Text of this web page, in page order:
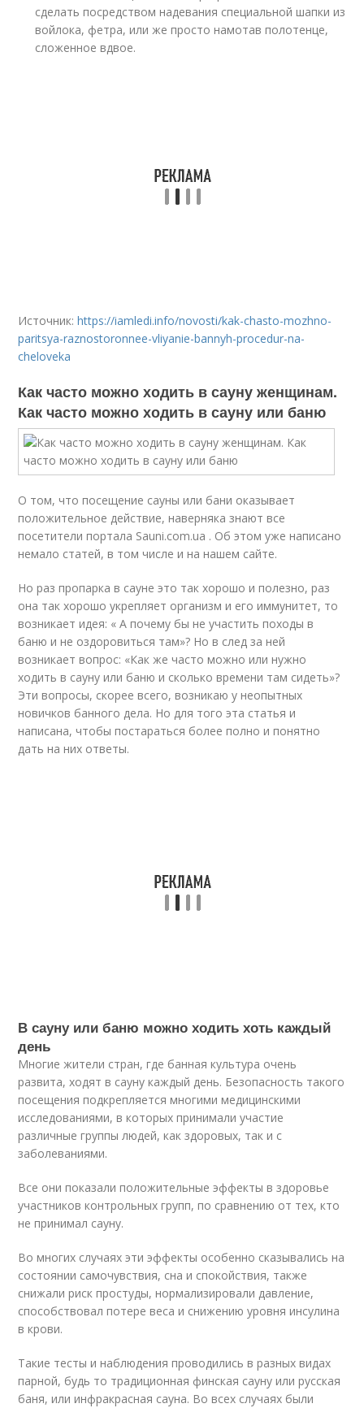
сделать посредством надевания специальной шапки из
войлока, фетра, или же просто намотав полотенце,
сложенное вдвое.
Источник:https://iamledi.info/novosti/kak-chasto-mozhno-
paritsya-raznostoronnee-vliyanie-bannyh-procedur-na-
cheloveka
Как часто можно ходить в сауну женщинам.
Как часто можно ходить в сауну или баню
О том, что посещение сауны или бани оказывает
положительное действие, наверняка знают все
посетители портала Sauni.com.ua . Об этом уже написано
немало статей, в том числе и на нашем сайте.
Но раз пропарка в сауне это так хорошо и полезно, раз
она так хорошо укрепляет организм и его иммунитет, то
возникает идея: « А почему бы не участить походы в
баню и не оздоровиться там»? Но в след за ней
возникает вопрос: «Как же часто можно или нужно
ходить в сауну или баню и сколько времени там сидеть»?
Эти вопросы, скорее всего, возникаю у неопытных
новичков банного дела. Но для того эта статья и
написана, чтобы постараться более полно и понятно
дать на них ответы.
В сауну или баню можно ходить хоть каждый
день
Многие жители стран, где банная культура очень
развита, ходят в сауну каждый день. Безопасность такого
посещения подкрепляется многими медицинскими
исследованиями, в которых принимали участие
различные группы людей, как здоровых, так и с
заболеваниями.
Все они показали положительные эффекты в здоровье
участников контрольных групп, по сравнению от тех, кто
не принимал сауну.
Во многих случаях эти эффекты особенно сказывались на
состоянии самочувствия, сна и спокойствия, также
снижали риск простуды, нормализировали давление,
способствовал потере веса и снижению уровня инсулина
в крови.
Такие тесты и наблюдения проводились в разных видах
парной, будь то традиционная финская сауну или русская
баня, или инфракрасная сауна. Во всех случаях были